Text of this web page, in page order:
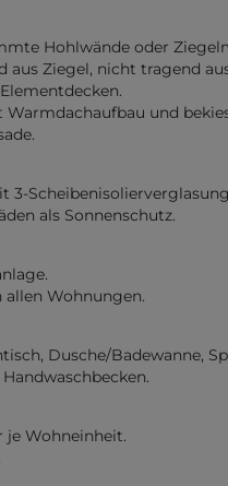
Hohlwände oder
aus Ziegel, nicht tragend
Warmdachaufbau und
3-
als Sonnenschutz.
Wohnungen.
Dusche/Badewanne,
je Wohneinheit.